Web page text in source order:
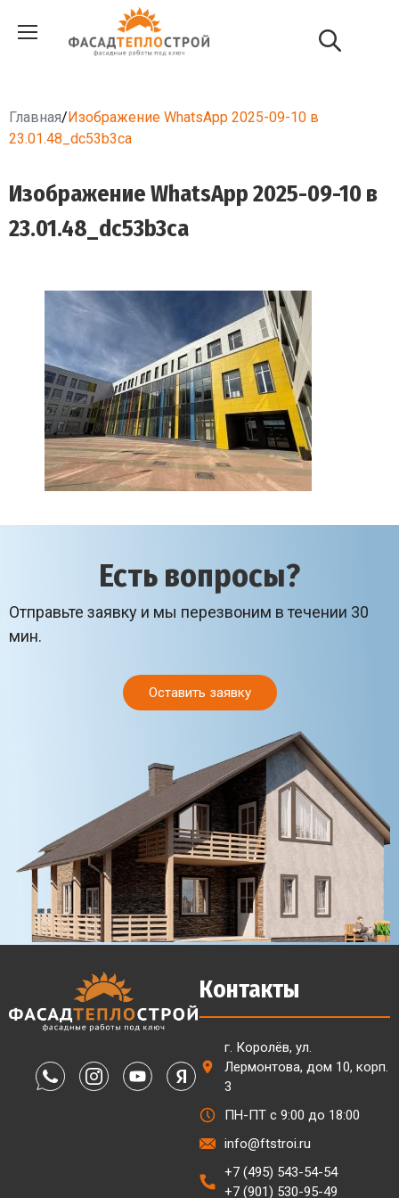
Главная/Изображение WhatsApp 2025-09-10 в
23.01.48_dc53b3ca
Изображение WhatsApp 2025-09-10 в
23.01.48_dc53b3ca
Есть вопросы?
Отправьте заявку и мы перезвоним в течении 30
мин.
Оставить заявку
Контакты
г. Королёв, ул.
Лермонтова, дом 10, корп.
3
ПН-ПТ с 9:00 до 18:00
info@ftstroi.ru
+7 (495) 543-54-54
+7 (901) 530-95-49